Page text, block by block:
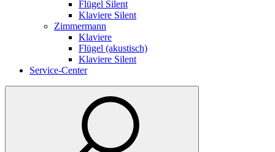
Flügel Silent
Klaviere Silent
Zimmermann
Klaviere
Flügel (akustisch)
Klaviere Silent
Service-Center